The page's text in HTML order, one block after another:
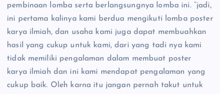
pembinaan lomba serta berlangsungnya lomba ini. “jadi,
ini pertama kalinya kami berdua mengikuti lomba poster
karya ilmiah, dan usaha kami juga dapat membuahkan
hasil yang cukup untuk kami, dari yang tadi nya kami
tidak memiliki pengalaman dalam membuat poster
karya ilmiah dan ini kami mendapat pengalaman yang
cukup baik. Oleh karna itu jangan pernah takut untuk